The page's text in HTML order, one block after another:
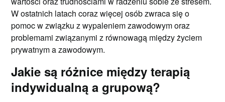
W ostatnich latach coraz więcej osób zwraca się o
pomoc w związku z wypaleniem zawodowym oraz
problemami związanymi z równowagą między życiem
prywatnym a zawodowym.
Jakie są różnice między terapią
indywidualną a grupową?